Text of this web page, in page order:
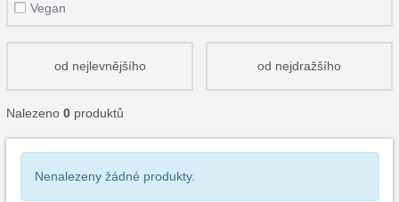
Vegan
od nejlevnějšího od nejdražšího
Nalezeno 0 produktů
Nenalezeny žádné produkty.